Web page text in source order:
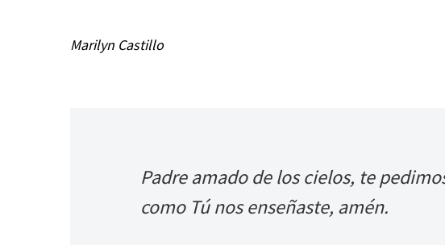
Marilyn Castillo
Padre amado de los cielos, te
como Tú nos enseñaste, amén.